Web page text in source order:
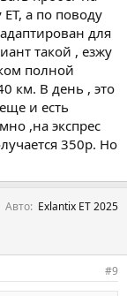
а по поводу
для
такой , езжу
полной
км. В день , это
и есть
,на экспрес
350р. Но
Авто Exlantix ET 2025
#9